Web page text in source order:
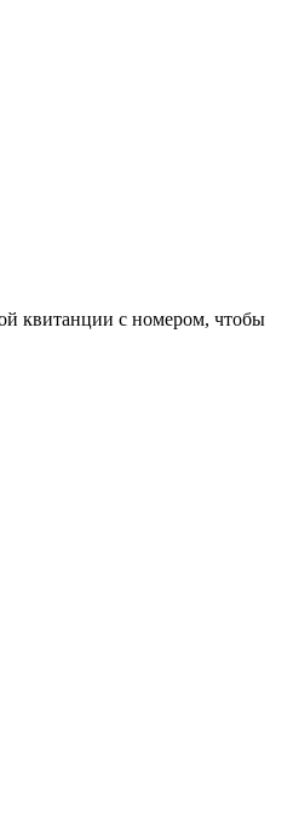
квитанции с номером, чтобы